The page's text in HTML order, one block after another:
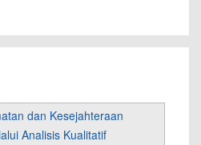
dan Kesejahteraan
Analisis Kualitatif